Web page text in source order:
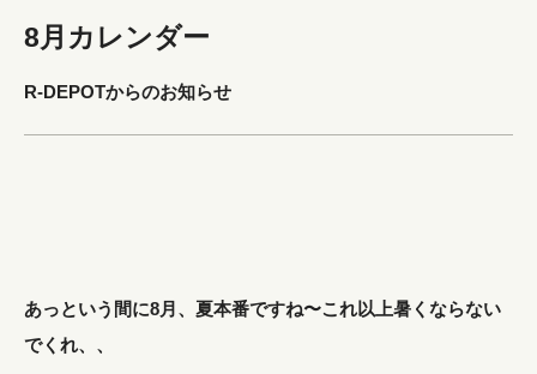
8月カレンダー
R-DEPOTからのお知らせ
あっという間に8月、夏本番ですね〜これ以上暑くならない
でくれ、、